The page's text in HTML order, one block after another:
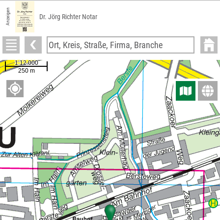
Anzeigen Dr. Jörg Richter Notar